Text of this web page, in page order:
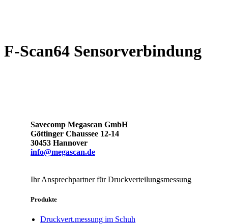
F-Scan64 Sensorverbindung
Savecomp Megascan GmbH
Göttinger Chaussee 12-14
30453 Hannover
info@megascan.de
Ihr Ansprechpartner für Druckverteilungsmessung
Produkte
Druckvert.messung im Schuh